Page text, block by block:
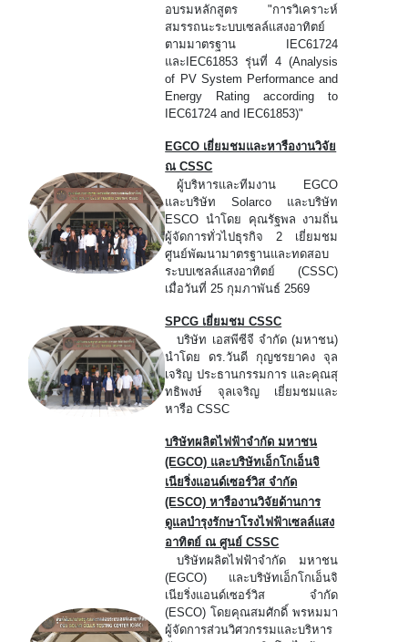
อบรมหลักสูตร "การวิเคราะห์
สมรรถนะระบบเซลล์แสงอาทิตย์
ตามมาตรฐาน IEC61724
และIEC61853 รุ่นที่ 4 (Analysis
of PV System Performance and
Energy Rating according to
IEC61724 and IEC61853)"
EGCO เยี่ยมชมและหารืองานวิจัย
ณ CSSC
ผู้บริหารและทีมงาน EGCO
และบริษัท Solarco และบริษัท
ESCO นำโดย คุณรัฐพล งามถิ่น
ผู้จัดการทั่วไปธุรกิจ 2 เยี่ยมชม
ศูนย์พัฒนามาตรฐานและทดสอบ
ระบบเซลล์แสงอาทิตย์ (CSSC)
เมื่อวันที่ 25 กุมภาพันธ์ 2569
SPCG เยี่ยมชม CSSC
บริษัท เอสพีซีจี จำกัด (มหาชน)
นำโดย ดร.วันดี กุญชรยาคง จุล
เจริญ ประธานกรรมการ และคุณสุ
ทธิพงษ์ จุลเจริญ เยี่ยมชมและ
หารือ CSSC
บริษัทผลิตไฟฟ้าจำกัด มหาชน
(EGCO) และบริษัทเอ็กโกเอ็นจิ
เนียริ่งแอนด์เซอร์วิส จำกัด
(ESCO) หารืองานวิจัยด้านการ
ดูแลบำรุงรักษาโรงไฟฟ้าเซลล์แสง
อาทิตย์ ณ ศูนย์ CSSC
บริษัทผลิตไฟฟ้าจำกัด มหาชน
(EGCO) และบริษัทเอ็กโกเอ็นจิ
เนียริ่งแอนด์เซอร์วิส จำกัด
(ESCO) โดยคุณสมศักดิ์ พรหมมา
ผู้จัดการส่วนวิศวกรรมและบริหาร